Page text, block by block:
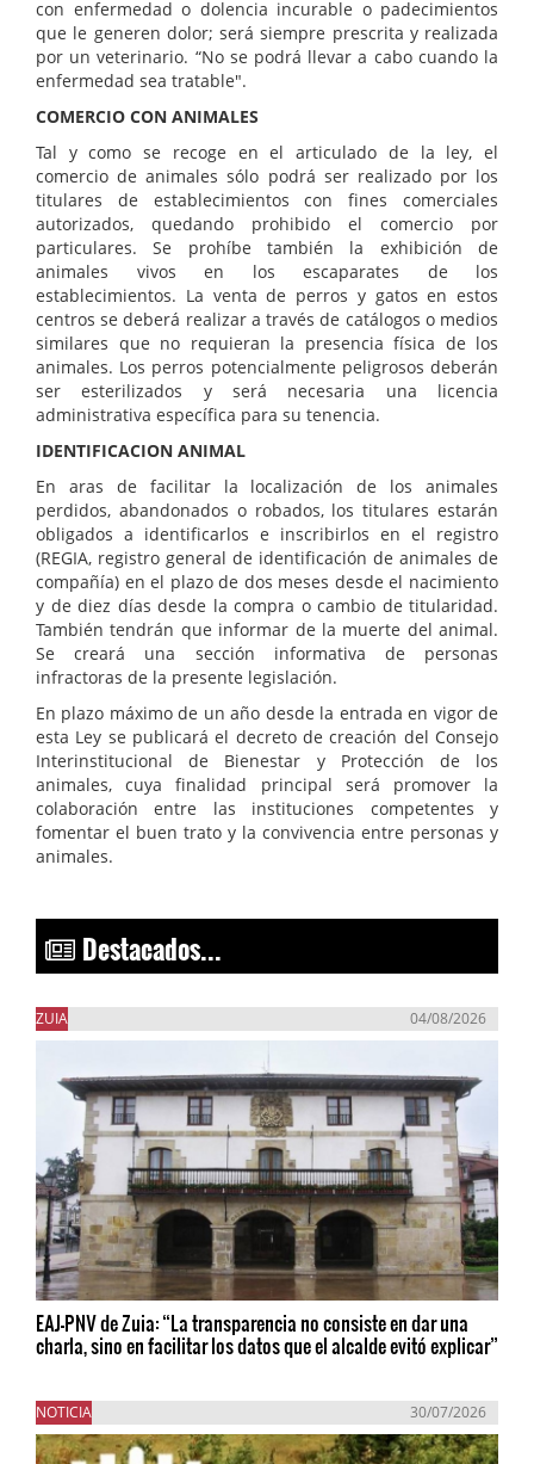
con enfermedad o dolencia incurable o padecimientos
que le generen dolor; será siempre prescrita y realizada
por un veterinario. “No se podrá llevar a cabo cuando la
enfermedad sea tratable".
COMERCIO CON ANIMALES
Tal y como se recoge en el articulado de la ley, el
comercio de animales sólo podrá ser realizado por los
titulares de establecimientos con fines comerciales
autorizados, quedando prohibido el comercio por
particulares. Se prohíbe también la exhibición de
animales vivos en los escaparates de los
establecimientos. La venta de perros y gatos en estos
centros se deberá realizar a través de catálogos o medios
similares que no requieran la presencia física de los
animales. Los perros potencialmente peligrosos deberán
ser esterilizados y será necesaria una licencia
administrativa específica para su tenencia.
IDENTIFICACION ANIMAL
En aras de facilitar la localización de los animales
perdidos, abandonados o robados, los titulares estarán
obligados a identificarlos e inscribirlos en el registro
(REGIA, registro general de identificación de animales de
compañía) en el plazo de dos meses desde el nacimiento
y de diez días desde la compra o cambio de titularidad.
También tendrán que informar de la muerte del animal.
Se creará una sección informativa de personas
infractoras de la presente legislación.
En plazo máximo de un año desde la entrada en vigor de
esta Ley se publicará el decreto de creación del Consejo
Interinstitucional de Bienestar y Protección de los
animales, cuya finalidad principal será promover la
colaboración entre las instituciones competentes y
fomentar el buen trato y la convivencia entre personas y
animales.
Destacados...
ZUIA 04/08/2026
EAJ-PNV de Zuia: “La transparencia no consiste en dar una
charla, sino en facilitar los datos que el alcalde evitó explicar”
NOTICIA 30/07/2026